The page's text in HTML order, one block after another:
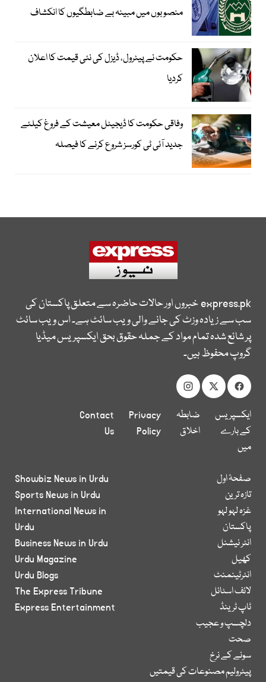
منصوبوں میں مبینہ بے ضابطگیوں کا انکشاف
حکومت نے پیٹرول، ڈیزل کی نئی قیمت کا اعلان
کردیا
وفاقی حکومت کا ڈیجیٹل معیشت کے فروغ کیلئے
جدید آئی ٹی کورسز شروع کرنے کا فیصلہ
express.pkخبروں اور حالات حاضرہ سے متعلق پاکستان کی
سب سے زیادہ وزٹ کی جانے والی ویب سائٹ ہے۔ اس ویب سائٹ
پر شائع شدہ تمام مواد کے جملہ حقوق بحق ایکسپریس میڈیا
گروپ محفوظ ہیں۔
ایکسپریس
کے بارے
میں
ضابطہ
اخلاق
Privacy
Policy
Contact
Us
صفحۂ اول
تازہ ترین
غزہ لہو لہو
پاکستان
انٹر نیشنل
کھیل
انٹرٹینمنٹ
لائف اسٹائل
ٹاپ ٹرینڈ
دلچسپ و عجیب
صحت
سونے کے نرخ
پیٹرولیم مصنوعات کی قیمتیں
Showbiz News in Urdu
Sports News in Urdu
International News in
Urdu
Business News in Urdu
Urdu Magazine
Urdu Blogs
The Express Tribune
Express Entertainment